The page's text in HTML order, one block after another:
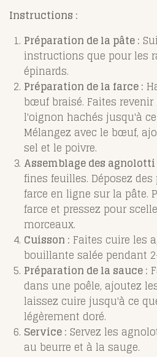
Instructions :
Préparation de la pâte :
instructions que pour les
épinards.
Préparation de la farce :
bœuf braisé. Faites
l'oignon hachés jusqu'à
Mélangez avec le bœuf,
sel et le poivre.
Assemblage des agnolotti
fines feuilles. Déposez
farce en ligne sur la pâte.
farce et pressez pour
morceaux.
Cuisson : Faites cuire les
bouillante salée pendant
Préparation de la sauce :
dans une poêle, ajoutez
laissez cuire jusqu'à ce
légèrement doré.
Service : Servez les
au beurre et à la sauge.